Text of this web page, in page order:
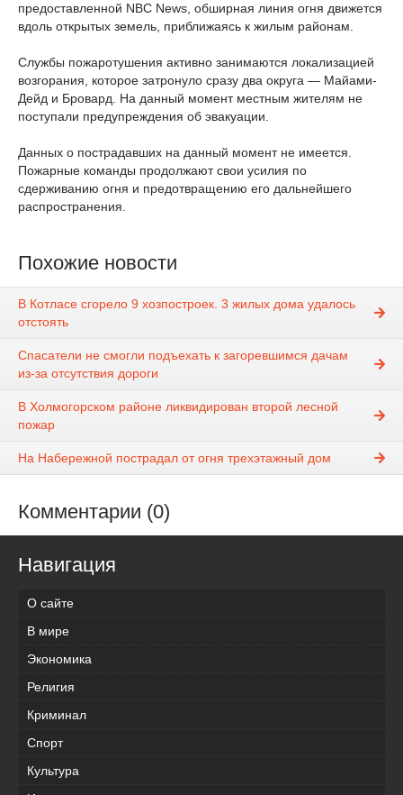
предоставленной NBC News, обширная линия огня движется
вдоль открытых земель, приближаясь к жилым районам.
Службы пожаротушения активно занимаются локализацией
возгорания, которое затронуло сразу два округа — Майами-
Дейд и Бровард. На данный момент местным жителям не
поступали предупреждения об эвакуации.
Данных о пострадавших на данный момент не имеется.
Пожарные команды продолжают свои усилия по
сдерживанию огня и предотвращению его дальнейшего
распространения.
Похожие новости
В Котласе сгорело 9 хозпостроек. 3 жилых дома удалось
отстоять
Спасатели не смогли подъехать к загоревшимся дачам
из-за отсутствия дороги
В Холмогорском районе ликвидирован второй лесной
пожар
На Набережной пострадал от огня трехэтажный дом
Комментарии (0)
Навигация
О сайте
В мире
Экономика
Религия
Криминал
Спорт
Культура